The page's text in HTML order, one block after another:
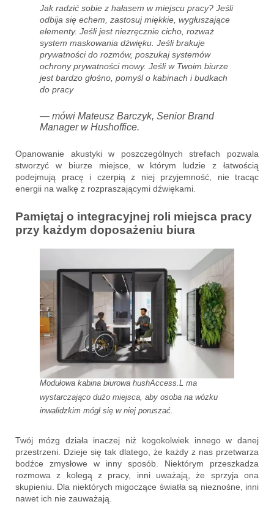
Jak radzić sobie z hałasem w miejscu pracy? Jeśli
odbija się echem, zastosuj miękkie, wygłuszające
elementy. Jeśli jest niezręcznie cicho, rozważ
system maskowania dźwięku. Jeśli brakuje
prywatności do rozmów, poszukaj systemów
ochrony prywatności mowy. Jeśli w Twoim biurze
jest bardzo głośno, pomyśl o kabinach i budkach
do pracy
— mówi Mateusz Barczyk, Senior Brand
Manager w Hushoffice.
Opanowanie akustyki w poszczególnych strefach pozwala
stworzyć w biurze miejsce, w którym ludzie z łatwością
podejmują pracę i czerpią z niej przyjemność, nie tracąc
energii na walkę z rozpraszającymi dźwiękami.
Pamiętaj o integracyjnej roli miejsca pracy
przy każdym doposażeniu biura
Modułowa kabina biurowa hushAccess.L ma
wystarczająco dużo miejsca, aby osoba na wózku
inwalidzkim mógł się w niej poruszać.
Twój mózg działa inaczej niż kogokolwiek innego w danej
przestrzeni. Dzieje się tak dlatego, że każdy z nas przetwarza
bodźce zmysłowe w inny sposób. Niektórym przeszkadza
rozmowa z kolegą z pracy, inni uważają, że sprzyja ona
skupieniu. Dla niektórych migoczące światła są nieznośne, inni
nawet ich nie zauważają.